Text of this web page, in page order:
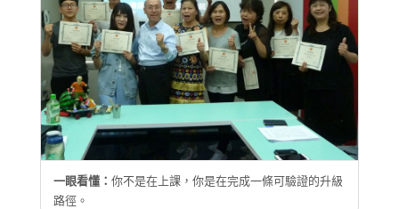
一眼看懂： 你不是在上課，你是在完成一條可驗證的升級
路徑。